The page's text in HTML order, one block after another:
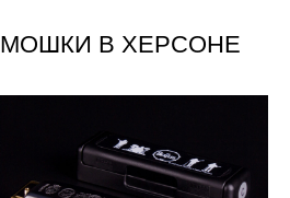
В ХЕРСОНЕ